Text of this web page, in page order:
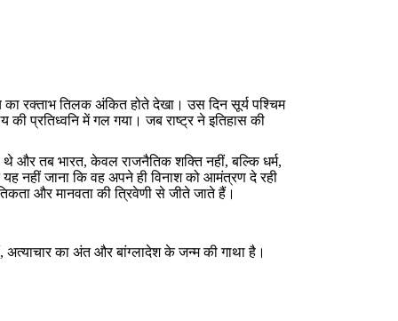
रक्ताभ तिलक अंकित होते देखा। उस दिन सूर्य पश्चिम
प्रतिध्वनि में गल गया। जब राष्ट्र ने इतिहास की
थे और तब भारत, केवल राजनैतिक शक्ति नहीं, बल्कि धर्म,
नहीं जाना कि वह अपने ही विनाश को आमंत्रण दे रही
और मानवता की त्रिवेणी से जीते जाते हैं।
अत्याचार का अंत और बांग्लादेश के जन्म की गाथा है।